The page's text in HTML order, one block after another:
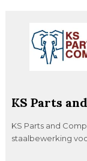
KS Parts
KS Parts and
staalbewerking